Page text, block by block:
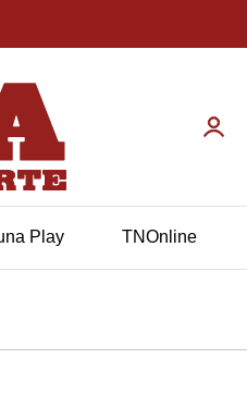
Play TNOnline